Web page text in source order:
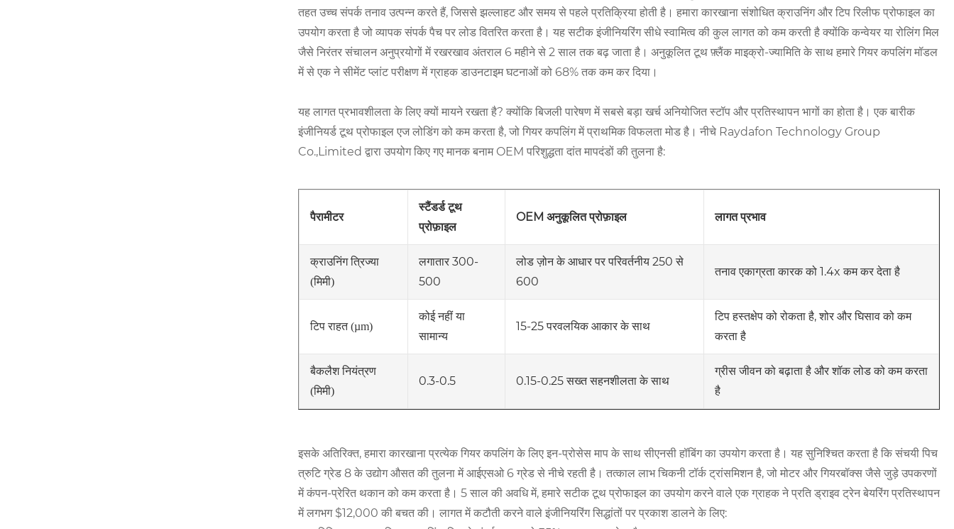
तहत उच्च संपर्क तनाव उत्पन्न करते हैं, जिससे झल्लाहट और समय से पहले प्रतिक्रिया होती है। हमारा कारखाना संशोधित क्राउनिंग और टिप रिलीफ प्रोफाइल का
उपयोग करता है जो व्यापक संपर्क पैच पर लोड वितरित करता है। यह सटीक इंजीनियरिंग सीधे स्वामित्व की कुल लागत को कम करती है क्योंकि कन्वेयर या रोलिंग मिल
जैसे निरंतर संचालन अनुप्रयोगों में रखरखाव अंतराल 6 महीने से 2 साल तक बढ़ जाता है। अनुकूलित टूथ फ़्लैंक माइक्रो-ज्यामिति के साथ हमारे गियर कपलिंग मॉडल
में से एक ने सीमेंट प्लांट परीक्षण में ग्राहक डाउनटाइम घटनाओं को 68% तक कम कर दिया।
यह लागत प्रभावशीलता के लिए क्यों मायने रखता है? क्योंकि बिजली पारेषण में सबसे बड़ा खर्च अनियोजित स्टॉप और प्रतिस्थापन भागों का होता है। एक बारीक
इंजीनियर्ड टूथ प्रोफाइल एज लोडिंग को कम करता है, जो गियर कपलिंग में प्राथमिक विफलता मोड है। नीचे Raydafon Technology Group
Co.,Limited द्वारा उपयोग किए गए मानक बनाम OEM परिशुद्धता दांत मापदंडों की तुलना है:
पैरामीटर
स्टैंडर्ड टूथ
प्रोफ़ाइल
OEM अनुकूलित प्रोफ़ाइल लागत प्रभाव
क्राउनिंग त्रिज्या
(मिमी)
लगातार 300-
500
लोड ज़ोन के आधार पर परिवर्तनीय 250 से
600
तनाव एकाग्रता कारक को 1.4x कम कर देता है
टिप राहत (µm)
कोई नहीं या
सामान्य
15-25 परवलयिक आकार के साथ
टिप हस्तक्षेप को रोकता है, शोर और घिसाव को कम
करता है
बैकलैश नियंत्रण
(मिमी)
0.3-0.5 0.15-0.25 सख्त सहनशीलता के साथ
ग्रीस जीवन को बढ़ाता है और शॉक लोड को कम करता
है
इसके अतिरिक्त, हमारा कारखाना प्रत्येक गियर कपलिंग के लिए इन-प्रोसेस माप के साथ सीएनसी हॉबिंग का उपयोग करता है। यह सुनिश्चित करता है कि संचयी पिच
त्रुटि ग्रेड 8 के उद्योग औसत की तुलना में आईएसओ 6 ग्रेड से नीचे रहती है। तत्काल लाभ चिकनी टॉर्क ट्रांसमिशन है, जो मोटर और गियरबॉक्स जैसे जुड़े उपकरणों
में कंपन-प्रेरित थकान को कम करता है। 5 साल की अवधि में, हमारे सटीक टूथ प्रोफाइल का उपयोग करने वाले एक ग्राहक ने प्रति ड्राइव ट्रेन बेयरिंग प्रतिस्थापन
में लगभग $12,000 की बचत की। लागत में कटौती करने वाले इंजीनियरिंग सिद्धांतों पर प्रकाश डालने के लिए: